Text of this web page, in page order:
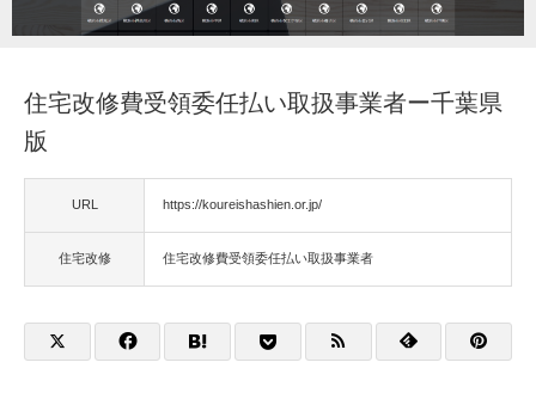
住宅改修費受領委任払い取扱事業者ー千葉県
版
URL https://koureishashien.or.jp/
住宅改修 住宅改修費受領委任払い取扱事業者
住宅改修
相談